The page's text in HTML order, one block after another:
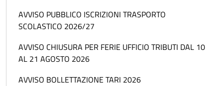
AVVISO PUBBLICO ISCRIZIONI TRASPORTO
SCOLASTICO 2026/27
AVVISO CHIUSURA PER FERIE UFFICIO TRIBUTI DAL 10
AL 21 AGOSTO 2026
AVVISO BOLLETTAZIONE TARI 2026